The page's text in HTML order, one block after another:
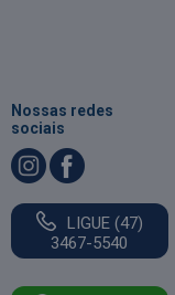
Nossas redes
sociais
LIGUE (47)
3467-5540